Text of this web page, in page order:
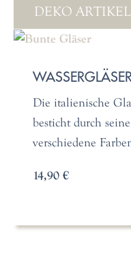
DEKO ARTIKEL
Die italienische
besticht durch
verschiedene
14,90 €